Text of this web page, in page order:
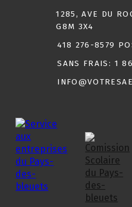
1285, AVE DU
G8M 3X4
418 276-8579
SANS FRAIS: 1